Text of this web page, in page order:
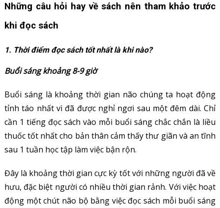
Những câu hỏi hay về sách nên tham khảo trước
khi đọc sách
1. Thời điểm đọc sách tốt nhất là khi nào?
Buổi sáng khoảng 8-9 giờ
Buổi sáng là khoảng thời gian não chúng ta hoạt động
tỉnh táo nhất vì đã được nghỉ ngơi sau một đêm dài. Chỉ
cần 1 tiếng đọc sách vào mỗi buổi sáng chắc chắn là liều
thuốc tốt nhất cho bản thân cảm thấy thư giãn và an tĩnh
sau 1 tuần học tập làm việc bận rộn.
Đây là khoảng thời gian cực kỳ tốt với những người đã về
hưu, đặc biệt người có nhiều thời gian rảnh. Với việc hoạt
động một chút não bộ bằng việc đọc sách mỗi buổi sáng